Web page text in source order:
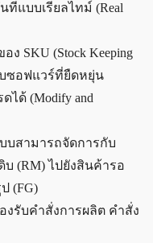
แบบเรียลไทม์ (Real
SKU (Stock Keeping
ซอฟแวร์ที่ยืดหยุ่น
ได้ (Modify and
บสามารถจัดการกับ
(RM) ไปยังสินค้ารอ
(FG)
รับคำสั่งการผลิต คำสั่ง